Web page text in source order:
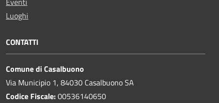
Luoghi
CONTATTI
Comune di Casalbuono
Via Municipio 1, 84030 Casalbuono SA
Codice Fiscale:00536140650